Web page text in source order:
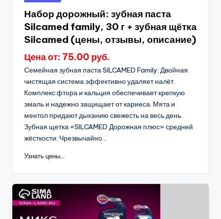
в
Набор дорожный: зубная паста
Silcamed family, 30 г + зубная щётка
Silcamed (цены, отзывы, описание)
Цена от: 75.00 руб.
Семейная зубная паста SILCAMED Family: Двойная
чистящая система эффективно удаляет налёт.
Комплекс фтора и кальция обеспечивает крепкую
эмаль и надежно защищает от кариеса. Мята и
ментол придают дыханию свежесть на весь день.
Зубная щетка «SILCAMED Дорожная плюс» средней
жёсткости: Чрезвычайно...
Узнать цены...